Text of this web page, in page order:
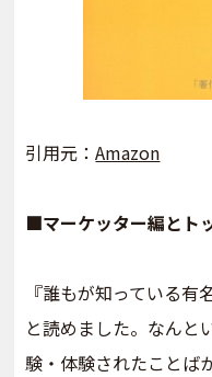
引用元：Amazon
■マーケッター編とト
『誰もが知っている
と読めました。なんと
験・体験されたことば